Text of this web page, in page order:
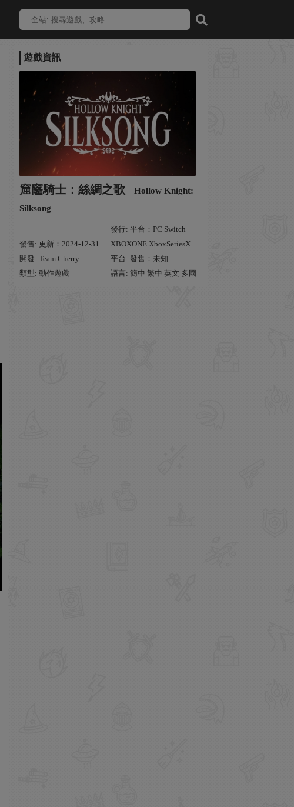
遊戲資訊
窟窿騎士：絲綢之歌
Hollow Knight:
Silksong
發售: 更新：2024-12-31
發行: 平台：PC Switch
XBOXONE XboxSeriesX
開發: Team Cherry
平台: 發售：未知
類型: 動作遊戲
語言: 簡中 繁中 英文 多國